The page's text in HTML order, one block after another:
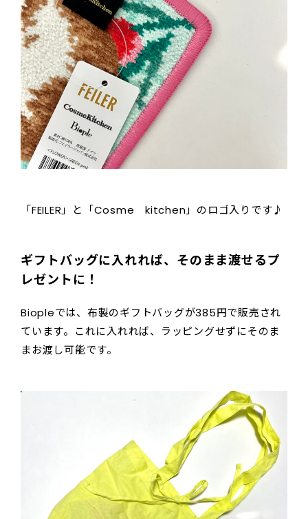
「FEILER」と「Cosme kitchen」のロゴ入りです♪
ギフトバッグに入れれば、そのまま渡せるプ
レゼントに！
Biopleでは、布製のギフトバッグが385円で販売され
ています。これに入れれば、ラッピングせずにそのま
まお渡し可能です。